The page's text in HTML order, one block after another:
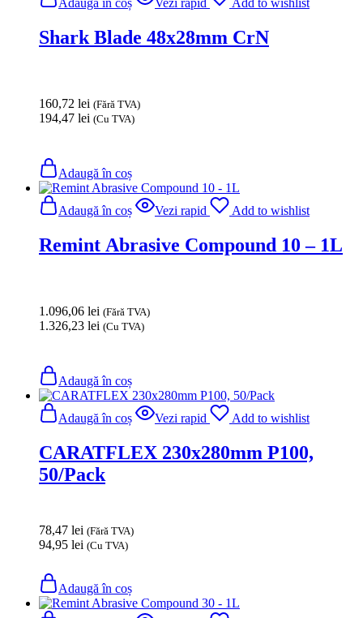
Shark Blade 48x28mm CrN
160,72 lei (Fără TVA)
194,47 lei (Cu TVA)
Adaugă în coș
Adaugă în coș Vezi rapid Add to wishlist
Remint Abrasive Compound 10 – 1L
1.096,06 lei (Fără TVA)
1.326,23 lei (Cu TVA)
Adaugă în coș
Adaugă în coș Vezi rapid Add to wishlist
CARATFLEX 230x280mm P100,
50/Pack
78,47 lei (Fără TVA)
94,95 lei (Cu TVA)
Adaugă în coș